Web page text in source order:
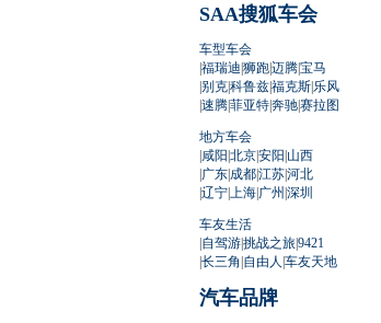
SAA搜狐车会
车型车会
|福瑞迪|狮跑|迈腾|宝马
|别克|科鲁兹|福克斯|乐风
|速腾|菲亚特|奔驰|赛拉图
地方车会
|咸阳|北京|安阳|山西
|广东|成都|江苏|河北
|辽宁| 上海|广州 |深圳
车友生活
|自驾游|挑战之旅|9421
|长三角 |自由人 |车友天地
汽车品牌